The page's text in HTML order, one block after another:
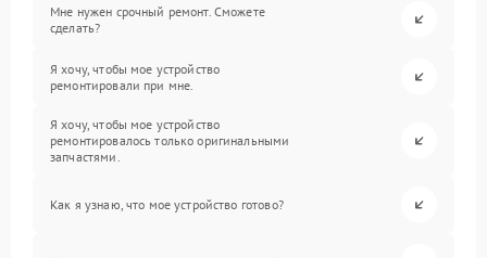
Мне нужен срочный ремонт. Сможете
сделать?
Я хочу, чтобы мое устройство
ремонтировали при мне.
Я хочу, чтобы мое устройство
ремонтировалось только оригинальными
запчастями.
Как я узнаю, что мое устройство готово?